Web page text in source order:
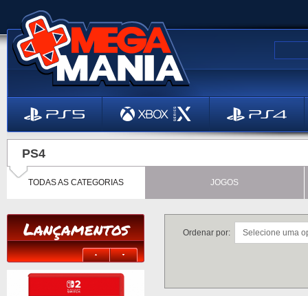
PS4
TODAS AS CATEGORIAS JOGOS
Lançamentos Ordenar por: